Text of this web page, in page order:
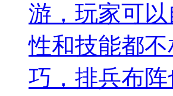
游，玩家可
性和技能都
巧，排兵布